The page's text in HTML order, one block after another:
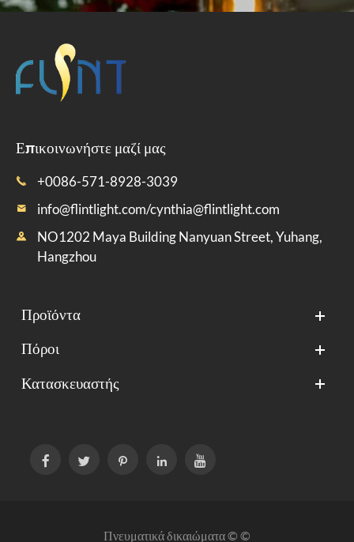
Επικοινωνήστε μαζί μας
 +0086-571-8928-3039
 info@flintlight.com/cynthia@flintlight.com

NO1202 Maya Building Nanyuan Street, Yuhang,
Hangzhou
Προϊόντα
Πόροι
Κατασκευαστής
    
Πνευματικά δικαιώματα © ©